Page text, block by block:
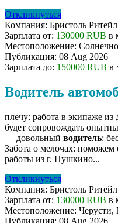
Откликнуться
Компания: Бристоль
Зарплата от: 130000 RUB в
Местоположение:
Публикация: 08 Aug 2026
Зарплата до: 150000 RUB в
Водитель
плечу: работа в экипаже из
будет сопровождать
— довольный водитель:
Забота о мелочах:
работы из г. Пушкино...
Откликнуться
Компания: Бристоль
Зарплата от: 130000 RUB в
Местоположение: Черусти,
Публикация: 08 Aug 2026